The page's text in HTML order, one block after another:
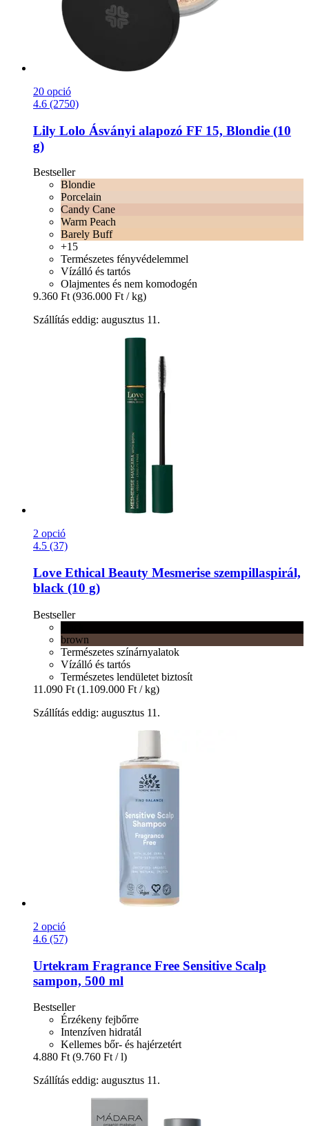
20 opció
4.6 (2750)
Lily Lolo Ásványi alapozó FF 15, Blondie (10
g)
Bestseller
Blondie
Porcelain
Candy Cane
Warm Peach
Barely Buff
+15
Természetes fényvédelemmel
Vízálló és tartós
Olajmentes és nem komodogén
9.360 Ft (936.000 Ft / kg)
Szállítás eddig: augusztus 11.
2 opció
4.5 (37)
Love Ethical Beauty Mesmerise szempillaspirál,
black (10 g)
Bestseller
brown
Természetes színárnyalatok
Vízálló és tartós
Természetes lendületet biztosít
11.090 Ft (1.109.000 Ft / kg)
Szállítás eddig: augusztus 11.
2 opció
4.6 (57)
Urtekram Fragrance Free Sensitive Scalp
sampon, 500 ml
Bestseller
Érzékeny fejbőrre
Intenzíven hidratál
Kellemes bőr- és hajérzetért
4.880 Ft (9.760 Ft / l)
Szállítás eddig: augusztus 11.